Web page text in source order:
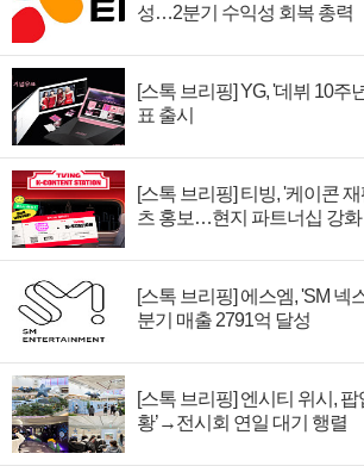
성…2분기 수익성 회복 총력
[스톡 브리핑] YG, '데뷔 10주
표 출시
[스톡 브리핑] 티빙, '케이콘
츠 홍보…현지 파트너십 강화
[스톡 브리핑] 에스엠, 'SM 넥
분기 매출 2791억 달성
[스톡 브리핑] 엔시티 위시, 팝
황’→전시회 연일 대기 행렬